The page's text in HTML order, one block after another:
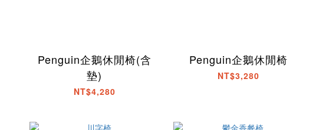
Penguin企鵝休閒椅(含
墊)
NT$4,280
Penguin企鵝休閒椅
NT$3,280